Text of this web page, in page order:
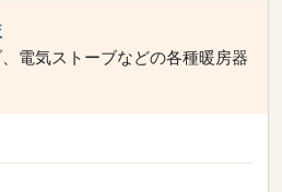
電気ストーブなどの各種暖房器